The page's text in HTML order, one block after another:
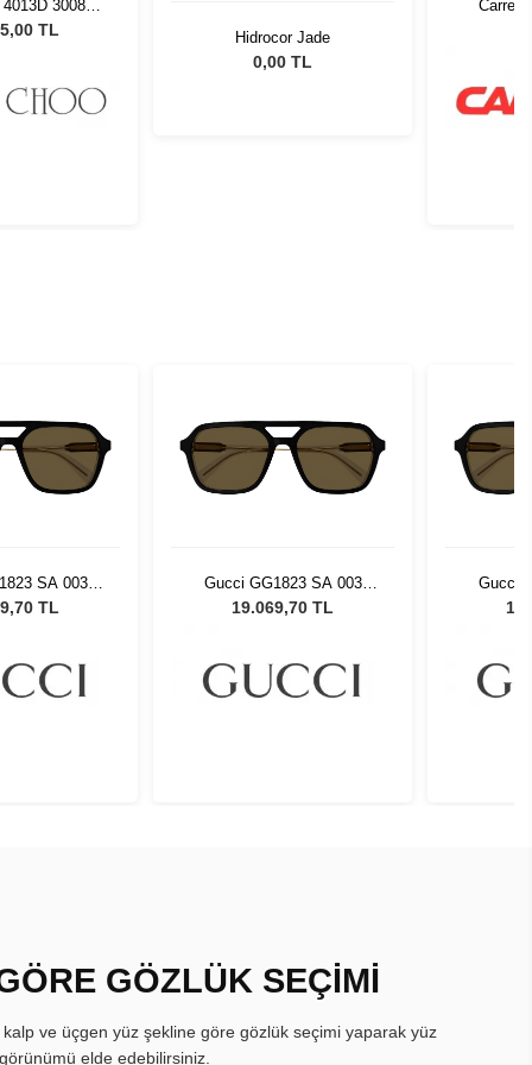
30088G
Gözlüğü
TL Hidrocor Jade
0,00 TL
SA 003
Gözlüğü
TL
Gucci GG1823 SA 003
Kadın Güneş Gözlüğü
19.069,70 TL
Gucci
GÖZLÜK SEÇİMİ
ve üçgen yüz şekline göre gözlük seçimi yaparak yüz
elde edebilirsiniz.